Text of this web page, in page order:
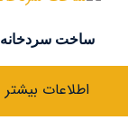
ساخت سردخانه
اطلاعات بیشتر